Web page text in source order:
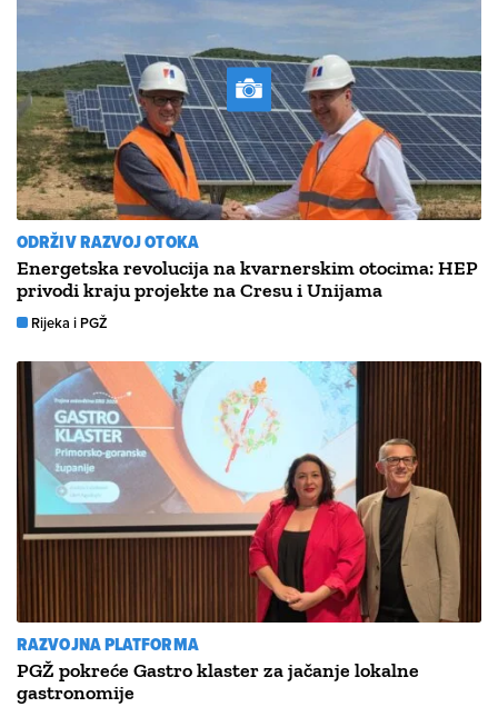
ODRŽIV RAZVOJ OTOKA
Energetska revolucija na kvarnerskim otocima: HEP
privodi kraju projekte na Cresu i Unijama
Rijeka i PGŽ
RAZVOJNA PLATFORMA
PGŽ pokreće Gastro klaster za jačanje lokalne
gastronomije